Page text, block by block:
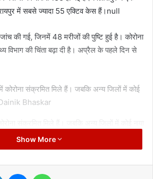
में सबसे ज्यादा 55 एक्टिव केस हैं।null
की गई, जिनमें 48 मरीजों की पुष्टि हुई है। कोरोना
विभाग की चिंता बढ़ा दी है। अप्रैल के पहले दिन से
रायपुर में 9 और दुर्ग में18 नए केस मिले हैं। बिलासपुर
Show More
LinkedIn Messenger